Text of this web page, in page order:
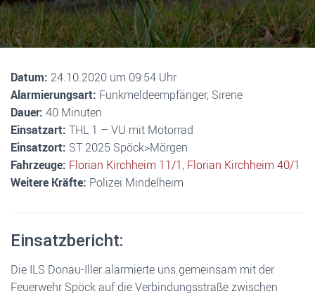
Datum: 24.10.2020 um 09:54 Uhr
Alarmierungsart: Funkmeldeempfänger, Sirene
Dauer: 40 Minuten
Einsatzart: THL 1 – VU mit Motorrad
Einsatzort: ST 2025 Spöck>Mörgen
Fahrzeuge: Florian Kirchheim 11/1, Florian Kirchheim 40/1
Weitere Kräfte: Polizei Mindelheim
Einsatzbericht:
Die ILS Donau-Iller alarmierte uns gemeinsam mit der
Feuerwehr Spöck auf die Verbindungsstraße zwischen